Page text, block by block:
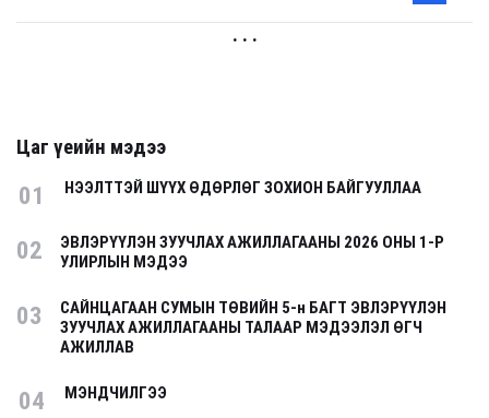
. . .
Цаг үеийн мэдээ
01 НЭЭЛТТЭЙ ШҮҮХ ӨДӨРЛӨГ ЗОХИОН БАЙГУУЛЛАА
02
ЭВЛЭРҮҮЛЭН ЗУУЧЛАХ АЖИЛЛАГААНЫ 2026 ОНЫ 1-Р
УЛИРЛЫН МЭДЭЭ
03
САЙНЦАГААН СУМЫН ТӨВИЙН 5-н БАГТ ЭВЛЭРҮҮЛЭН
ЗУУЧЛАХ АЖИЛЛАГААНЫ ТАЛААР МЭДЭЭЛЭЛ ӨГЧ
АЖИЛЛАВ
04 МЭНДЧИЛГЭЭ